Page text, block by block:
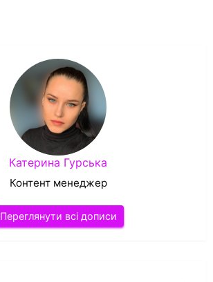
Катерина Гурська
Контент менеджер
Переглянути всі дописи